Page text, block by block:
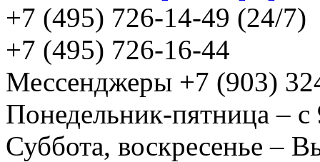
+7 (495) 726-14-49 (24/7)
+7 (495) 726-16-44
Мессенджеры +7 (903)
Понедельник-пятница –
Суббота, воскресенье –